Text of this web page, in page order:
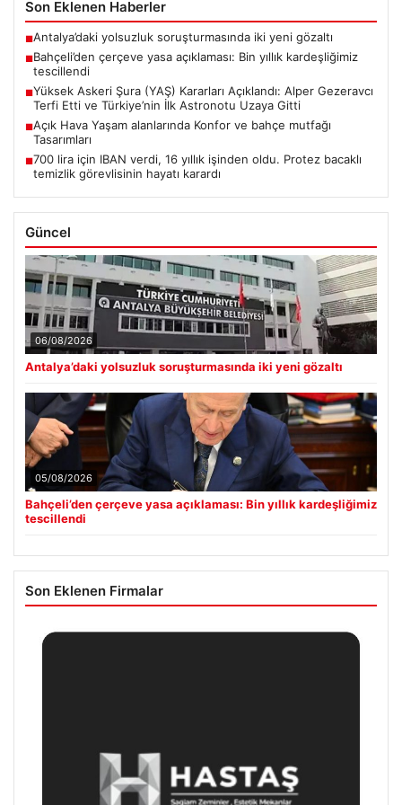
Son Eklenen Haberler
■Antalya’daki yolsuzluk soruşturmasında iki yeni gözaltı
■Bahçeli’den çerçeve yasa açıklaması: Bin yıllık kardeşliğimiz
tescillendi
■Yüksek Askeri Şura (YAŞ) Kararları Açıklandı: Alper Gezeravcı
Terfi Etti ve Türkiye’nin İlk Astronotu Uzaya Gitti
■Açık Hava Yaşam alanlarında Konfor ve bahçe mutfağı
Tasarımları
■700 lira için IBAN verdi, 16 yıllık işinden oldu. Protez bacaklı
temizlik görevlisinin hayatı karardı
Güncel
06/08/2026
Antalya’daki yolsuzluk soruşturmasında iki yeni gözaltı
05/08/2026
Bahçeli’den çerçeve yasa açıklaması: Bin yıllık kardeşliğimiz
tescillendi
Son Eklenen Firmalar